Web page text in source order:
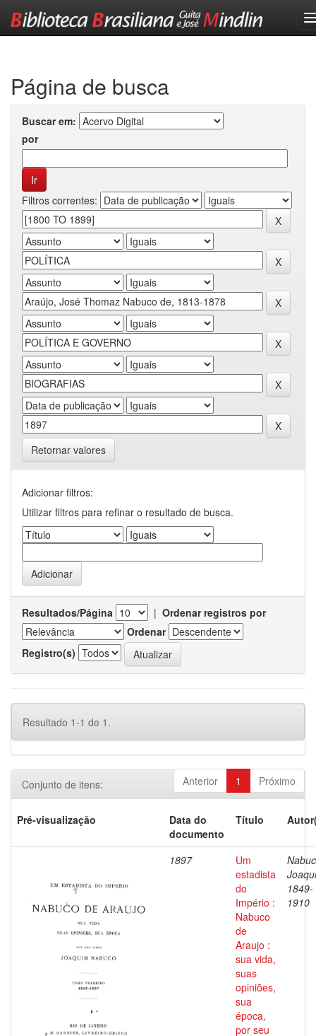
Página de busca
Buscar em:
por
Filtros correntes:
Retornar valores
Adicionar filtros:
Utilizar filtros para refinar o resultado de busca.
Resultados/Página | Ordenar registros por
Ordenar
Registro(s)
Resultado 1-1 de 1.
Anterior 1 Próximo
Conjunto de itens:
Pré-visualização
Data do
documento
Título
1897
Um
estadista
do
Império :
Nabuco
de
Araujo :
sua vida,
suas
opiniões,
sua
época,
por seu
1849-
1910